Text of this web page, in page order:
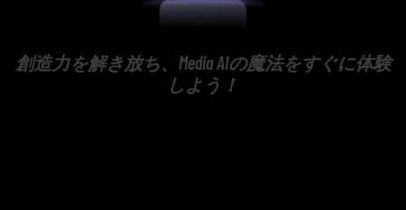
創造力を解き放ち、Media AIの魔法をすぐに体験
しよう！